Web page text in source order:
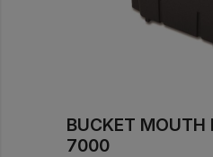
BUCKET MOUTH
7000